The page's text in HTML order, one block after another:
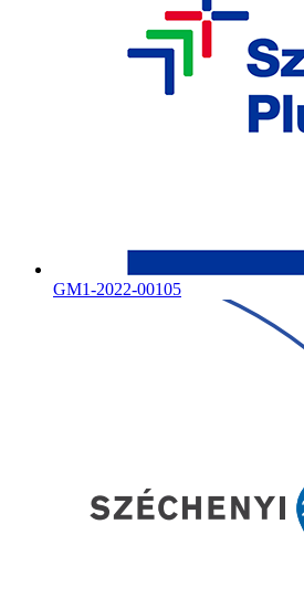
GM1-2022-00105